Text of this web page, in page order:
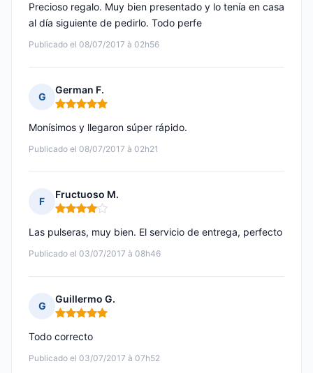
Publicado el 08/07/2017 à 02h56
Precioso regalo. Muy bien presentado y lo tenía en casa
al día siguiente de pedirlo. Todo perfe
G
German F.
Nota: 5 de 5
Publicado el 08/07/2017 à 02h21
Monísimos y llegaron súper rápido.
F
Fructuoso M.
Nota: 4 de 5
Publicado el 03/07/2017 à 08h46
Las pulseras, muy bien. El servicio de entrega, perfecto
G
Guillermo G.
Nota: 5 de 5
Publicado el 03/07/2017 à 07h52
Todo correcto